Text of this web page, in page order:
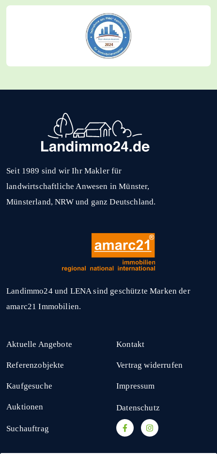
Seit 1989 sind wir Ihr Makler für
landwirtschaftliche Anwesen in Münster,
Münsterland, NRW und ganz Deutschland.
Landimmo24 und LENA sind geschützte Marken der
amarc21 Immobilien.
Aktuelle Angebote
Referenzobjekte
Kaufgesuche
Auktionen
Suchauftrag
Kontakt
Vertrag widerrufen
Impressum
Datenschutz